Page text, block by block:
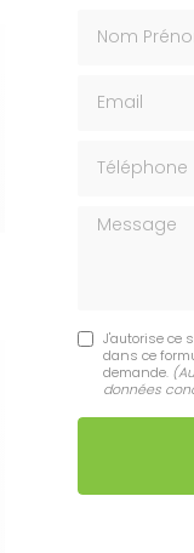
Message
J'autorise ce
dans ce
demande.
données